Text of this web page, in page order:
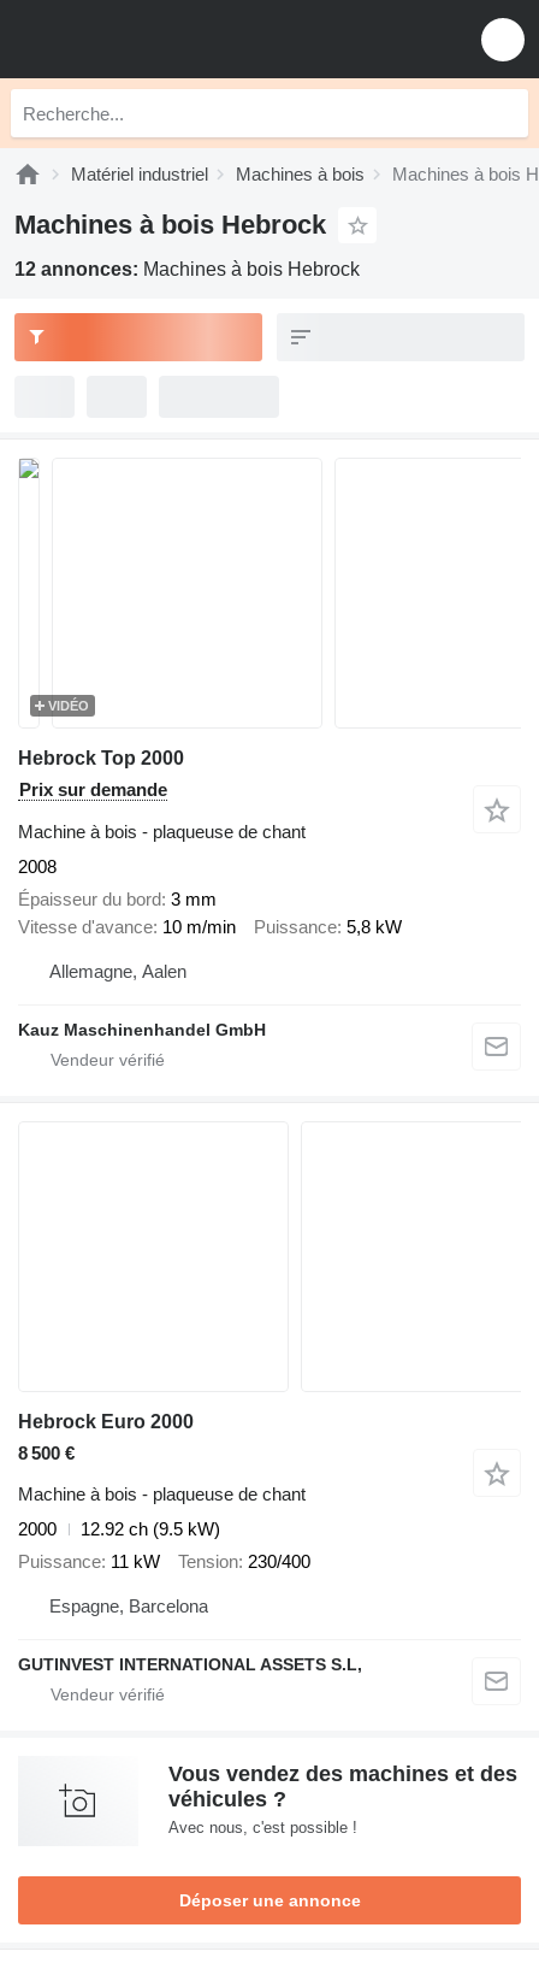
Matériel industriel Machines à bois Machines à bois
Machines à bois Hebrock
12 annonces: Machines à bois Hebrock
VIDÉO
Hebrock Top 2000
Prix sur demande
Machine à bois - plaqueuse de chant
2008
Épaisseur du bord 3 mm
Vitesse d'avance 10 m/min Puissance 5,8 kW
Allemagne, Aalen
Kauz Maschinenhandel GmbH
Hebrock Euro 2000
8 500 €
Machine à bois - plaqueuse de chant
2000
12.92 ch (9.5 kW)
Puissance 11 kW Tension 230/400
Espagne, Barcelona
GUTINVEST INTERNATIONAL ASSETS S.L,
Vous vendez des machines et des
véhicules ?
Avec nous, c'est possible !
Déposer une annonce